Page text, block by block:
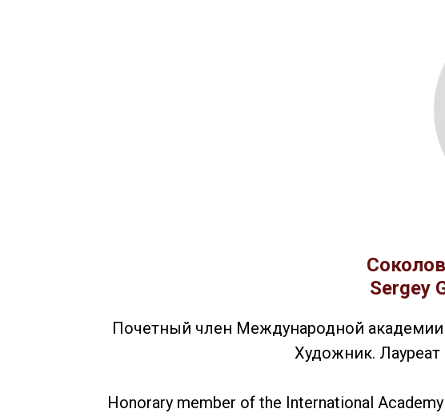
Sergey
Почетный член Международной академии
Художник.
Honorary member of the International